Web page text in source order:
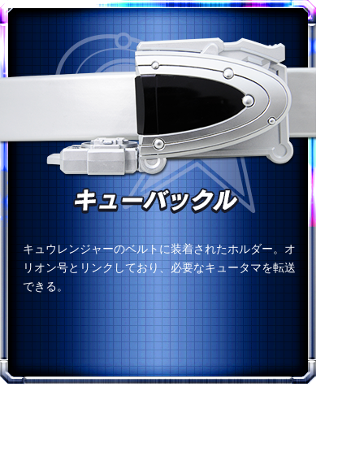
キュウレンジャーのベルトに装着されたホルダー。オ
リオン号とリンクしており、必要なキュータマを転送
できる。